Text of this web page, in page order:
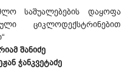
საშუალებების დაყოფა
ციკლოდექსტრინებით
შანიძე
ჭანკვეტაძე